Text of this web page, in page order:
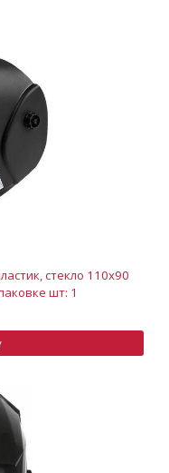
стекло 110х90
шт: 1